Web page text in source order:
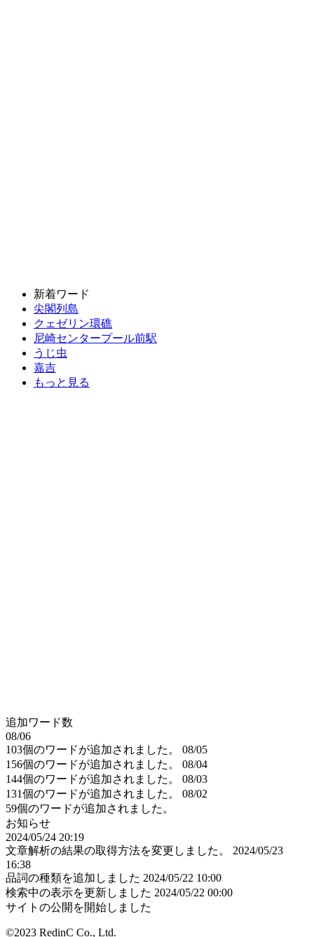
新着ワード
尖閣列島
クェゼリン環礁
尼崎センタープール前駅
うじ虫
嘉吉
もっと見る
追加ワード数
08/06
103個のワードが追加されました。
08/05
156個のワードが追加されました。
08/04
144個のワードが追加されました。
08/03
131個のワードが追加されました。
08/02
59個のワードが追加されました。
お知らせ
2024/05/24 20:19
文章解析の結果の取得方法を変更しました。
2024/05/23
16:38
品詞の種類を追加しました 2024/05/22 10:00
検索中の表示を更新しました 2024/05/22 00:00
サイトの公開を開始しました
©2023 RedinC Co., Ltd.